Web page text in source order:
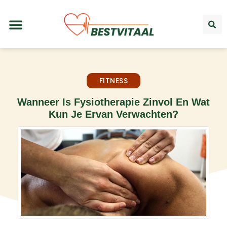
FITNESS
Wanneer Is Fysiotherapie Zinvol En Wat
Kun Je Ervan Verwachten?